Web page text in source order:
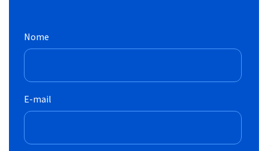
Nome
E-mail